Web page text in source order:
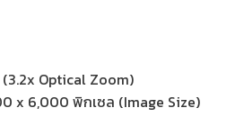
Optical Zoom)
x 6,000 พิกเซล (Image Size)